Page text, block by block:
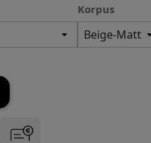
Korpus